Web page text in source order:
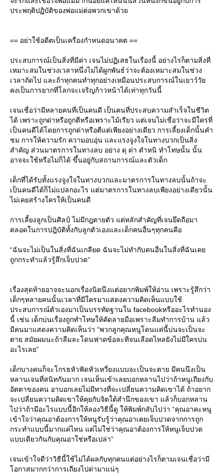
ประพฤติปฏิบัติของพ่อแม่ต่อพวกเขาด้ว
== อย่าใช้อดีตเป็นเครื่องกำหนดอนาคต ==
ประสบการณ์เป็นสิ่งที่มีค่า เจนไม่ปฏิเสธในเรื่องนี้ อย่างไรก็ตามสิ่งที่
เหมาะสมในช่วงเวลาหนึ่งไม่ได้ผูกพันธ์ว่าจะต้องเหมาะสมในช่วง
เวลาถัดไป และถ้าทุกคนทำทุกอย่างเหมือนประสบการณ์ในเยาว์วั
คงเป็นการยากที่โลกจะเจริญก้าวหน้าได้เท่าทุกวันนี้
เจนเชื่อว่ามีหลายคนที่เป็นคนดี เป็นคนที่ประสบความสำเร็จในชีวิต
ได้ เพราะถูกด่าหรือถูกตีหรือเพราะไม้เรียว แต่เจนไม่เชื่อว่าจะมีใครที่
เป็นคนดีได้โดยการถูกด่าหรือตีแต่เพียงอย่างเดียว การเลี้ยงเด็กนั้นคำ
ชม การให้ความรัก ความอบอุ่น และแรงจูงใจในทางบวกเป็นสิ่ง
สำคัญ ส่วนมาตรการในทางลบ อย่าง ดุ ด่า ตำหนิ ทำโทษนั้น นั้น
อาจจะใช้หรือไม่ก็ได้ ขึ้นอยู่กับสถานการณ์และตัวเด็ก
เด็กที่ได้รับทั้งแรงจูงใจในทางบวกและมาตรการในทางลบนั้นถ้าจะ
เป็นคนดีได้ก็ไม่แปลกอะไร แต่มาตรการในทางลบเพียงอย่างเดียวนั้น
ไม่เคยสร้างใครให้เป็นคนดี
การเลี้ยงลูกเป็นศิลป์ ไม่มีกฎตายตัว แต่หลักสำคัญที่เจนยึดถือมา
ตลอดในการปฎิบัติทั้งกับลูกตัวเองและเด็กคนอื่นๆทุกคนคือ
“ฉันจะไม่เป็นในสิ่งที่ฉันเกลียด ฉันจะไม่ทำกับคนอื่นในสิ่งที่ฉันเค
ถูกกระทำแล้วรู้สึกเจ็บปวด”
เรื่องสุดท้ายอาจจะนอกเรื่องนิดนึงแต่อยากพิมพ์ให้อ่าน เพราะรู้สึกว่า
เด็กๆหลายคนนั้นเวลาที่มีใครมาแสดงความคิดเห็นแบบใช้
ประสบการณ์ตัวเองมาเป็นบรรทัดฐานใน facebookหรืออะไรทำนอง
นี้ เช่น เด็กบ่นเรื่องถูกทำโทษให้คัดลายมือเพราะลืมทำการบ้าน แล้ว
มีคนมาแสดงความคิดเห็นว่า “พวกลูกคุณหนูโดนแค่นี้บ่นจะเป็นจะ
ตาย สมัยผมนะถ้าลืมละโดนฟาดข้อละทีจนเลือดไหลยังไม่มีใครบ่น
อะไรเลย”
เด็กบางคนก็จะโกรธหัวฟัดหัวเหวี่ยงแบบจะเป็นจะตาย มีคนนึงเป็น
หลานเจนที่สนิทกันมาก เจนเห็นเข้าเลยบอกหลานไปว่าถ้าหนูเถียงกับ
อัตตาของคน อาบอกเลยไม่มีทางที่จะเปลี่ยนความคิดเขาได้ ถ้าอยาก
จะเปลี่ยนความคิดเขาให้คุยกับจิตใต้สำนึกของเขา แล้วก็บอกหลาน
ไปว่าถ้ามีอะไรแบบนี้อีกให้ลองวิธีนี้ดู ให้พิมพ์กลับไปว่า “คุณอาคะหนู
เข้าใจว่าคุณอาต้องการให้หนูรับรู้ว่าคุณอาเคยเจ็บปวดจากการถูก
กระทำแบบนี้มากแค่ไหน แต่ไม่ใช่ว่าคุณอาต้องการให้หนูเจ็บปวด
บบเดียวกันกับคุณอาใช่หรือเปล่า”
เจนเข้าใจดีว่าวิธีนี้ใช้ไม่ได้ผลกับทุกคนแต่อย่างไรก็ตามเจนเชื่อว่ามี
อกาสมากกว่าการเถียงไปด่ามาแน่ๆ